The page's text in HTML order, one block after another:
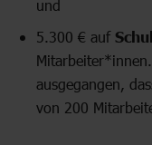
und
5.300 € auf
ausgegangen,
von 200